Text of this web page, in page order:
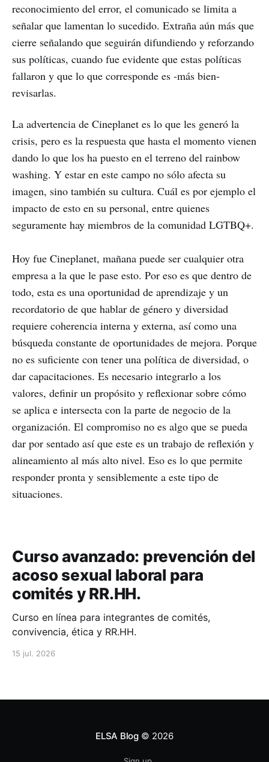
reconocimiento del error, el comunicado se limita a
señalar que lamentan lo sucedido. Extraña aún más que
cierre señalando que seguirán difundiendo y reforzando
sus políticas, cuando fue evidente que estas políticas
fallaron y que lo que corresponde es -más bien-
revisarlas.
La advertencia de Cineplanet es lo que les generó la
crisis, pero es la respuesta que hasta el momento vienen
dando lo que los ha puesto en el terreno del rainbow
washing. Y estar en este campo no sólo afecta su
imagen, sino también su cultura. Cuál es por ejemplo el
impacto de esto en su personal, entre quienes
seguramente hay miembros de la comunidad LGTBQ+.
Hoy fue Cineplanet, mañana puede ser cualquier otra
empresa a la que le pase esto. Por eso es que dentro de
todo, esta es una oportunidad de aprendizaje y un
recordatorio de que hablar de género y diversidad
requiere coherencia interna y externa, así como una
búsqueda constante de oportunidades de mejora. Porque
no es suficiente con tener una política de diversidad, o
dar capacitaciones. Es necesario integrarlo a los
valores, definir un propósito y reflexionar sobre cómo
se aplica e intersecta con la parte de negocio de la
organización. El compromiso no es algo que se pueda
dar por sentado así que este es un trabajo de reflexión y
alineamiento al más alto nivel. Eso es lo que permite
responder pronta y sensiblemente a este tipo de
situaciones.
Curso avanzado: prevención del
acoso sexual laboral para
comités y RR.HH.
Curso en línea para integrantes de comités,
convivencia, ética y RR.HH.
15 jul. 2026
ELSA Blog© 2026